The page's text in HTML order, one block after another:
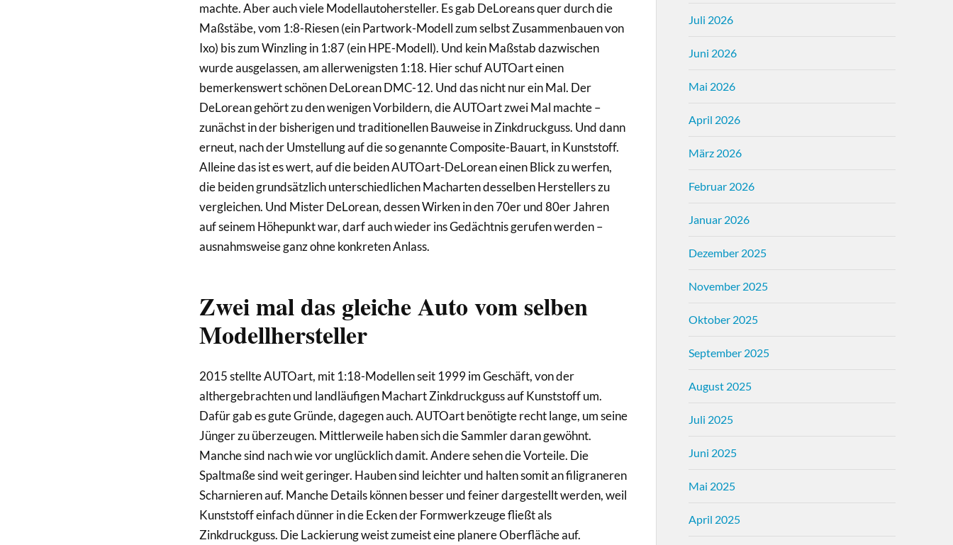
machte. Aber auch viele Modellautohersteller. Es gab DeLoreans quer durch die
Maßstäbe, vom 1:8-Riesen (ein Partwork-Modell zum selbst Zusammenbauen von
Ixo) bis zum Winzling in 1:87 (ein HPE-Modell). Und kein Maßstab dazwischen
wurde ausgelassen, am allerwenigsten 1:18. Hier schuf AUTOart einen
bemerkenswert schönen DeLorean DMC-12. Und das nicht nur ein Mal. Der
DeLorean gehört zu den wenigen Vorbildern, die AUTOart zwei Mal machte –
zunächst in der bisherigen und traditionellen Bauweise in Zinkdruckguss. Und dann
erneut, nach der Umstellung auf die so genannte Composite-Bauart, in Kunststoff.
Alleine das ist es wert, auf die beiden AUTOart-DeLorean einen Blick zu werfen,
die beiden grundsätzlich unterschiedlichen Macharten desselben Herstellers zu
vergleichen. Und Mister DeLorean, dessen Wirken in den 70er und 80er Jahren
auf seinem Höhepunkt war, darf auch wieder ins Gedächtnis gerufen werden –
ausnahmsweise ganz ohne konkreten Anlass.
Zwei mal das gleiche Auto vom selben
Modellhersteller
2015 stellte AUTOart, mit 1:18-Modellen seit 1999 im Geschäft, von der
althergebrachten und landläufigen Machart Zinkdruckguss auf Kunststoff um.
Dafür gab es gute Gründe, dagegen auch. AUTOart benötigte recht lange, um seine
Jünger zu überzeugen. Mittlerweile haben sich die Sammler daran gewöhnt.
Manche sind nach wie vor unglücklich damit. Andere sehen die Vorteile. Die
Spaltmaße sind weit geringer. Hauben sind leichter und halten somit an filigraneren
Scharnieren auf. Manche Details können besser und feiner dargestellt werden, weil
Kunststoff einfach dünner in die Ecken der Formwerkzeuge fließt als
Zinkdruckguss. Die Lackierung weist zumeist eine planere Oberfläche auf.
Juli 2026
Juni 2026
Mai 2026
April 2026
März 2026
Februar 2026
Januar 2026
Dezember 2025
November 2025
Oktober 2025
September 2025
August 2025
Juli 2025
Juni 2025
Mai 2025
April 2025